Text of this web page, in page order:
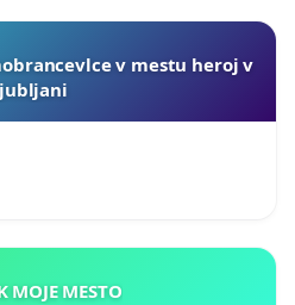
v mestu heroj v
KAMNIK MOJE MESTO